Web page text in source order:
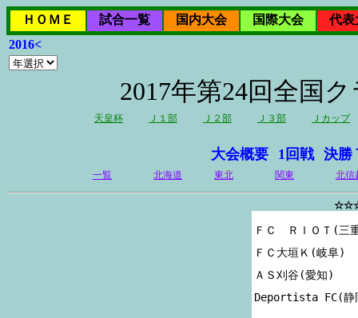
ＨＯＭＥ 試合一覧 国内大会 国際大会
代表
2016<
2017年第24回全国
天皇杯 Ｊ１部 Ｊ２部 Ｊ３部 Ｊカップ
大会概要 1回戦 決勝
一覧 北海道 東北 関東 北信
ＦＣ　ＲＩＯＴ(三
ＦＣ大垣Ｋ(岐阜)
ＡＳ刈谷(愛知)